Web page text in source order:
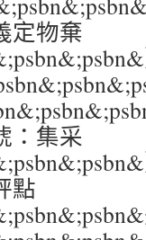
定物棄
：集采
點